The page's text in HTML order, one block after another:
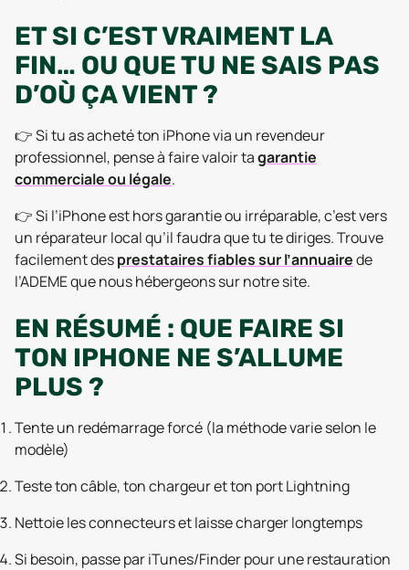
ET SI C’EST VRAIMENT LA
FIN… OU QUE TU NE SAIS PAS
D’OÙ ÇA VIENT ?
👉 Si tu as acheté ton iPhone via un revendeur
professionnel, pense à faire valoir tagarantie
commerciale ou légale.
👉 Si l’iPhone est hors garantie ou irréparable, c’est vers
un réparateur local qu’il faudra que tu te diriges. Trouve
facilement desprestataires fiables sur l’annuairede
l’ADEME que nous hébergeons sur notre site.
EN RÉSUMÉ : QUE FAIRE SI
TON IPHONE NE S’ALLUME
PLUS ?
Tente un redémarrage forcé (la méthode varie selon le
modèle)
Teste ton câble, ton chargeur et ton port Lightning
Nettoie les connecteurs et laisse charger longtemps
Si besoin, passe par iTunes/Finder pour une restauration